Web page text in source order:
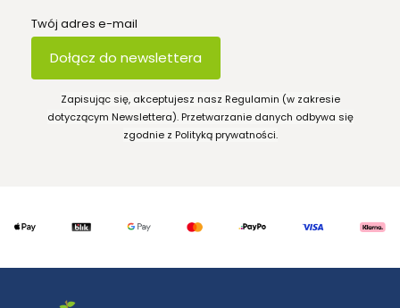
Twój adres e-mail
Dołącz do newslettera
Zapisując się, akceptujesz nasz Regulamin (w zakresie
dotyczącym Newslettera). Przetwarzanie danych odbywa się
zgodnie z Polityką prywatności.